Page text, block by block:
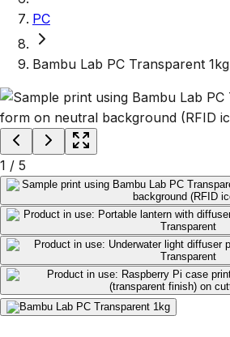
PC
Bambu Lab PC Transparent 1kg
1 / 5